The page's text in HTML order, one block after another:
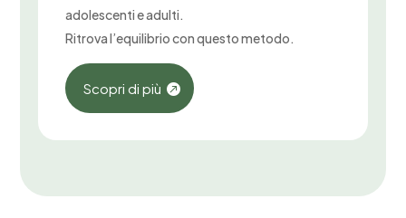
adolescenti e adulti.
Ritrova l’equilibrio con questo metodo.
Scopri di più